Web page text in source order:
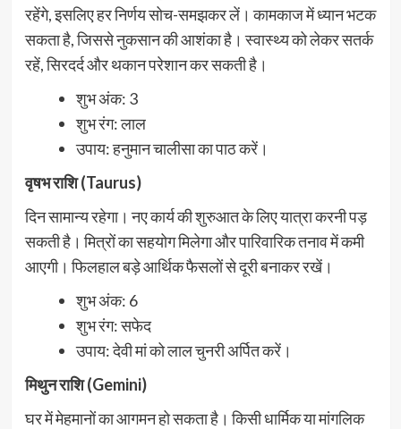
रहेंगे, इसलिए हर निर्णय सोच-समझकर लें। कामकाज में ध्यान भटक
सकता है, जिससे नुकसान की आशंका है। स्वास्थ्य को लेकर सतर्क
रहें, सिरदर्द और थकान परेशान कर सकती है।
शुभ अंक: 3
शुभ रंग: लाल
उपाय: हनुमान चालीसा का पाठ करें।
वृषभ राशि (Taurus)
दिन सामान्य रहेगा। नए कार्य की शुरुआत के लिए यात्रा करनी पड़
सकती है। मित्रों का सहयोग मिलेगा और पारिवारिक तनाव में कमी
आएगी। फिलहाल बड़े आर्थिक फैसलों से दूरी बनाकर रखें।
शुभ अंक: 6
शुभ रंग: सफेद
उपाय: देवी मां को लाल चुनरी अर्पित करें।
मिथुन राशि (Gemini)
घर में मेहमानों का आगमन हो सकता है। किसी धार्मिक या मांगलिक